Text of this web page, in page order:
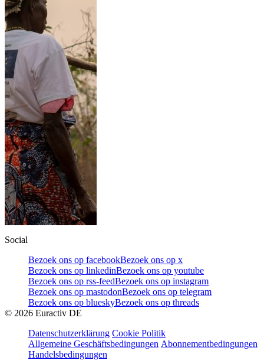
Social
Bezoek ons op facebookBezoek ons op x
Bezoek ons op linkedinBezoek ons op youtube
Bezoek ons op rss-feedBezoek ons op instagram
Bezoek ons op mastodonBezoek ons op telegram
Bezoek ons op blueskyBezoek ons op threads
© 2026 Euractiv DE
Datenschutzerklärung Cookie Politik
Allgemeine Geschäftsbedingungen Abonnementbedingungen
Handelsbedingungen